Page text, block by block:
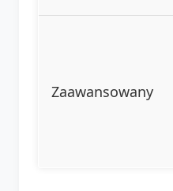
Zaawansowany